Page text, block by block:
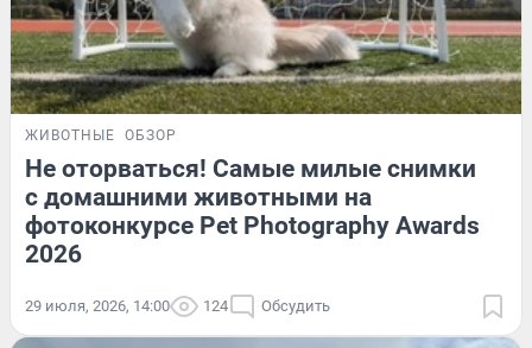
ЖИВОТНЫЕ ОБЗОР
Не оторваться! Самые милые снимки
с домашними животными на
фотоконкурсе Pet Photography Awards
2026
29 июля, 2026, 14:00 124 Обсудить